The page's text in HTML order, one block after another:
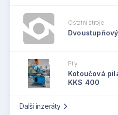
Ostatní stroje
Pily
Kotoučová
KKS 400
Další inzeráty